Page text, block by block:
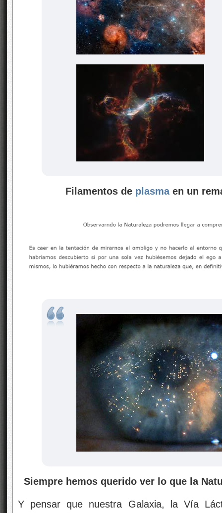
Filamentos de plasmaen un
Siempre hemos querido ver lo que la
Y pensar que nuestra Galaxia, la Vía